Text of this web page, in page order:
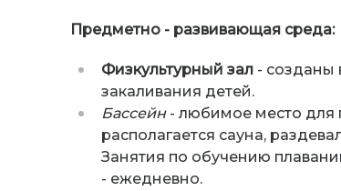
Предметно - развивающая среда:
Физкультурный зал- созданы
закаливания детей.
Бассейн- любимое место для
располагается сауна,
Занятия по обучению
- ежедневно.